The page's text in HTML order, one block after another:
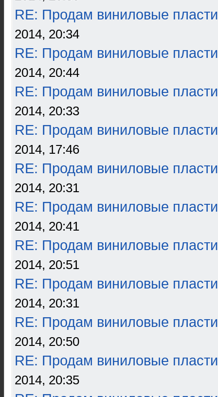
RE: Продам виниловые
2014, 20:34
RE: Продам виниловые
2014, 20:44
RE: Продам виниловые
2014, 20:33
RE: Продам виниловые
2014, 17:46
RE: Продам виниловые
2014, 20:31
RE: Продам виниловые
2014, 20:41
RE: Продам виниловые
2014, 20:51
RE: Продам виниловые
2014, 20:31
RE: Продам виниловые
2014, 20:50
RE: Продам виниловые
2014, 20:35